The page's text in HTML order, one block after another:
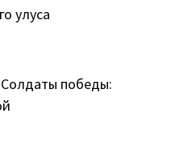
улуса
победы: